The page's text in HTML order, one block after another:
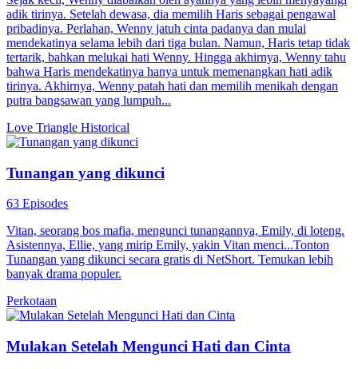
60 Episodes
Joko Wijaya mengejar Rama Santoso selama 5 tahun, hanya dapat
julukan "anjing penjilat". Saat Joko memutuskan berhenti, ia tak
sengaja menyelamatkan Gita Permata. Tak ada yang tahu Gita
adalah putri mafia berkuasa. Ketika Joko benar-benar move on,
cantik itu biasa, tapi berani rebut pacarku? Bersiaplah!